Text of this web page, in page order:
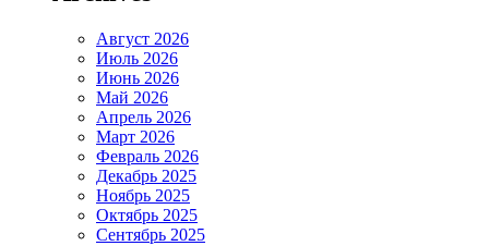
Август 2026
Июль 2026
Июнь 2026
Май 2026
Апрель 2026
Март 2026
Февраль 2026
Декабрь 2025
Ноябрь 2025
Октябрь 2025
Сентябрь 2025